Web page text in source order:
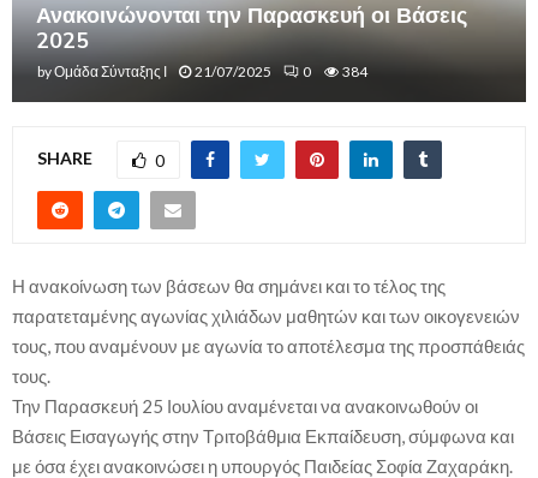
Ανακοινώνονται την Παρασκευή οι Βάσεις
2025
byΟμάδα Σύνταξης Ι 21/07/2025 0 384
SHARE 0
Η ανακοίνωση των βάσεων θα σημάνει και το τέλος της
παρατεταμένης αγωνίας χιλιάδων μαθητών και των οικογενειών
τους, που αναμένουν με αγωνία το αποτέλεσμα της προσπάθειάς
τους.
Την Παρασκευή 25 Ιουλίου αναμένεται να ανακοινωθούν οι
Βάσεις Εισαγωγής στην Τριτοβάθμια Εκπαίδευση, σύμφωνα και
με όσα έχει ανακοινώσει η υπουργός Παιδείας Σοφία Ζαχαράκη.